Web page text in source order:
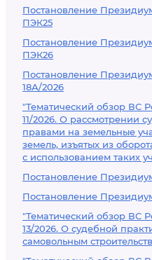
Постановление
ПЭК25
Постановление
ПЭК26
Постановление
18А/2026
"Тематический обзор ВС
11/2026. О рассмотрении
правами на земельные
земель, изъятых из
с использованием таких
Постановление
Постановление
"Тематический обзор ВС
13/2026. О судебной
самовольным